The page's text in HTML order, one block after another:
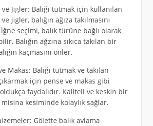
Jigler: Balığı tutmak için kullanılan
jigler, balığın ağıza takılmasını
seçimi, balık türüne bağlı olarak
Balığın ağzına sıkıca takılan bir
kaçmasını önler.
Makas: Balığı tutmak ve takılan
için pense ve makas gibi
faydalıdır. Kaliteli ve keskin bir
misina kesiminde kolaylık sağlar.
Gölette balık avlama